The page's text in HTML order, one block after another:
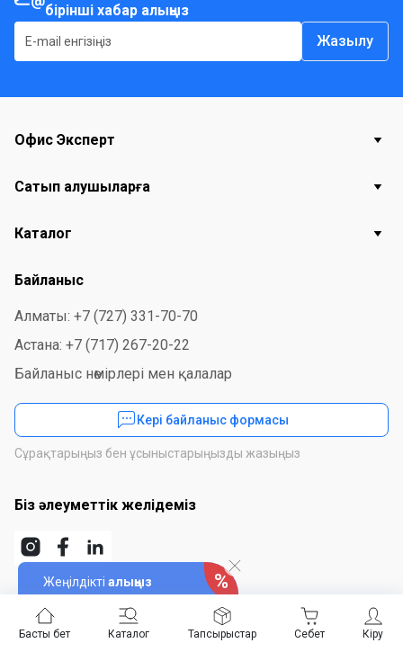
Басты бет Каталог Кіру
Тапсырыстар Себет
бірінші хабар алыңыз
Жазылу
Жеңілдікті алыңыз
Офис Эксперт
Сатып алушыларға
Каталог
Байланыс
Алматы: +7 (727) 331-70-70
Астана: +7 (717) 267-20-22
Байланыс нөмірлері мен қалалар
Кері байланыс формасы
Сұрақтарыңыз бен ұсыныстарыңызды жазыңыз
Біз әлеуметтік желідеміз